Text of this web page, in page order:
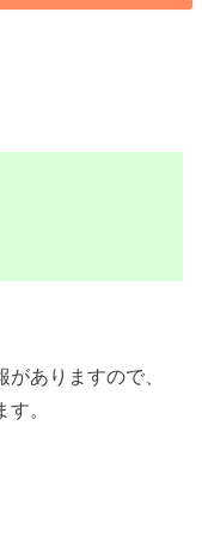
ありますので、
。